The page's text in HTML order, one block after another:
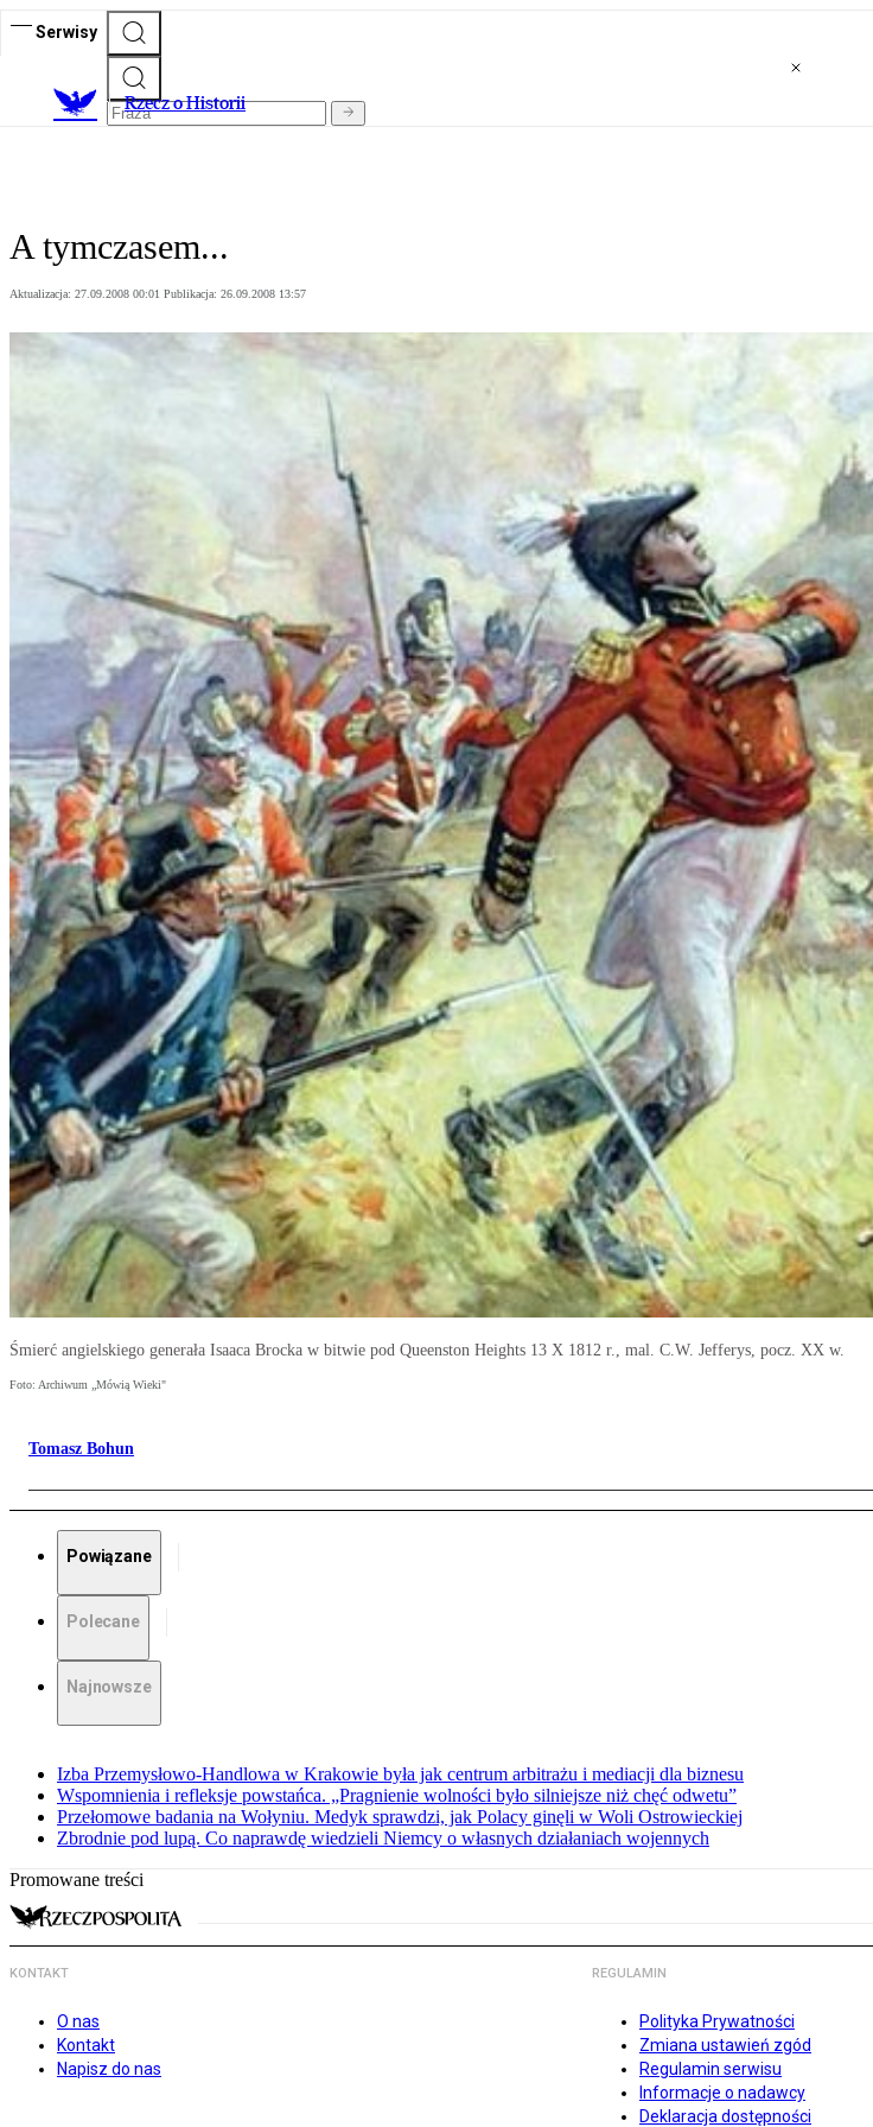
Serwisy
Rzecz o Historii
A tymczasem...
Aktualizacja: 27.09.2008 00:01 Publikacja: 26.09.2008 13:57
Śmierć angielskiego generała Isaaca Brocka w bitwie pod Queenston Heights 13 X 1812 r., mal. C.W. Jefferys, pocz. XX w.
Foto: Archiwum „Mówią Wieki"
Tomasz Bohun
Powiązane
Polecane
Najnowsze
Izba Przemysłowo-Handlowa w Krakowie była jak centrum arbitrażu i mediacji dla biznesu
Wspomnienia i refleksje powstańca. „Pragnienie wolności było silniejsze niż chęć odwetu”
Przełomowe badania na Wołyniu. Medyk sprawdzi, jak Polacy ginęli w Woli Ostrowieckiej
Zbrodnie pod lupą. Co naprawdę wiedzieli Niemcy o własnych działaniach wojennych
Promowane treści
KONTAKT
O nas
Kontakt
Napisz do nas
REGULAMIN
Polityka Prywatności
Zmiana ustawień zgód
Regulamin serwisu
Informacje o nadawcy
Deklaracja dostępności